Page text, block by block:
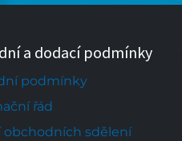
a dodací podmínky
podmínky
řád
obchodních sdělení